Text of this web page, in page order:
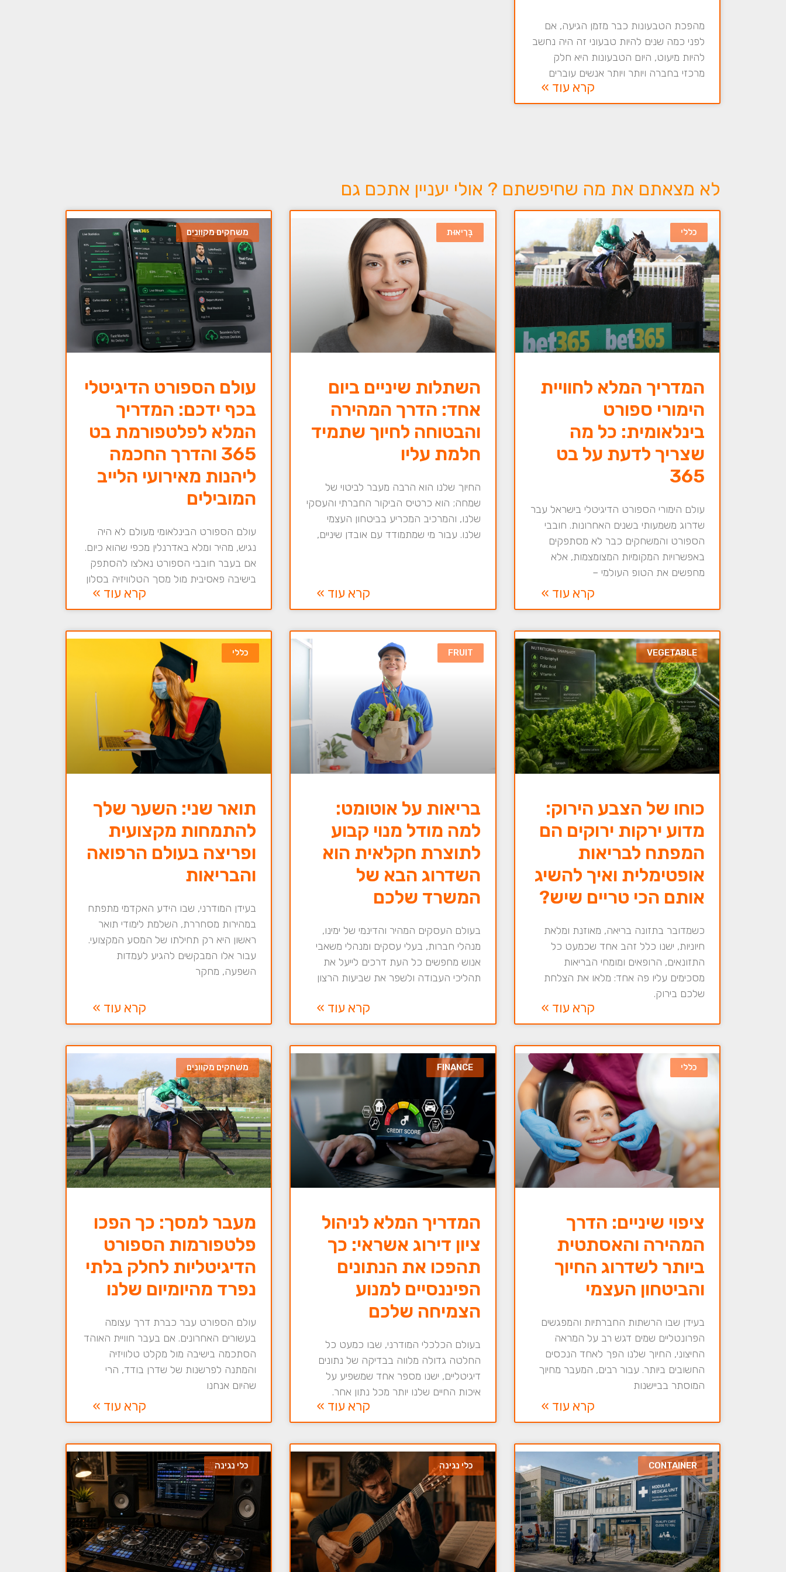
מהפכת הטבעונות כבר מזמן הגיעה, אם
לפני כמה שנים להיות טבעוני זה היה נחשב
להיות מיעוט, היום הטבעונות היא חלק
מרכזי בחברה ויותר ויותר אנשים עוברים
קרא עוד »
לא מצאתם את מה שחיפשתם ? אולי יעניין אתכם גם
כללי
המדריך המלא לחוויית
הימורי ספורט
בינלאומית: כל מה
שצריך לדעת על בט
365
עולם הימורי הספורט הדיגיטלי בישראל עבר
שדרוג משמעותי בשנים האחרונות. חובבי
הספורט והמשחקים כבר לא מסתפקים
באפשרויות המקומיות המצומצמות, אלא
מחפשים את הטופ העולמי –
קרא עוד »
בְּרִיאוּת
השתלות שיניים ביום
אחד: הדרך המהירה
והבטוחה לחיוך שתמיד
חלמת עליו
החיוך שלנו הוא הרבה מעבר לביטוי של
שמחה; הוא כרטיס הביקור החברתי והעסקי
שלנו, והמרכיב המכריע בביטחון העצמי
שלנו. עבור מי שמתמודד עם אובדן שיניים,
קרא עוד »
משחקים מקוונים
עולם הספורט הדיגיטלי
בכף ידכם: המדריך
המלא לפלטפורמת בט
365 והדרך החכמה
ליהנות מאירועי הלייב
המובילים
עולם הספורט הבינלאומי מעולם לא היה
נגיש, מהיר ומלא באדרנלין מכפי שהוא כיום.
אם בעבר חובבי הספורט נאלצו להסתפק
בישיבה פאסיבית מול מסך הטלוויזיה בסלון
קרא עוד »
VEGETABLE
כוחו של הצבע הירוק:
מדוע ירקות ירוקים הם
המפתח לבריאות
אופטימלית ואיך להשיג
אותם הכי טריים שיש?
כשמדובר בתזונה בריאה, מאוזנת ומלאת
חיוניות, ישנו כלל זהב אחד שכמעט כל
התזונאים, הרופאים ומומחי הבריאות
מסכימים עליו פה אחד: מלאו את הצלחת
שלכם בירוק.
קרא עוד »
FRUIT
בריאות על אוטומט:
למה מודל מנוי קבוע
לתוצרת חקלאית הוא
השדרוג הבא של
המשרד שלכם
בעולם העסקים המהיר והדינמי של ימינו,
מנהלי חברות, בעלי עסקים ומנהלי משאבי
אנוש מחפשים כל העת דרכים לייעל את
תהליכי העבודה ולשפר את שביעות הרצון
קרא עוד »
כללי
תואר שני: השער שלך
להתמחות מקצועית
ופריצה בעולם הרפואה
והבריאות
בעידן המודרני, שבו הידע האקדמי מתפתח
במהירות מסחררת, השלמת לימודי תואר
ראשון היא רק תחילתו של המסע המקצועי.
עבור אלו המבקשים להגיע לעמדות
השפעה, מחקר
קרא עוד »
כללי
ציפוי שיניים: הדרך
המהירה והאסתטית
ביותר לשדרוג החיוך
והביטחון העצמי
בעידן שבו הרשתות החברתיות והמפגשים
הפרונטליים שמים דגש רב על המראה
החיצוני, החיוך שלנו הפך לאחד הנכסים
החשובים ביותר. עבור רבים, המעבר מחיוך
המוסתר בביישנות
קרא עוד »
FINANCE
המדריך המלא לניהול
ציון דירוג אשראי: כך
תהפכו את הנתונים
הפיננסיים למנוע
הצמיחה שלכם
בעולם הכלכלי המודרני, שבו כמעט כל
החלטה גדולה מלווה בבדיקה של נתונים
דיגיטליים, ישנו מספר אחד שמשפיע על
איכות החיים שלנו יותר מכל נתון אחר.
קרא עוד »
משחקים מקוונים
מעבר למסך: כך הפכו
פלטפורמות הספורט
הדיגיטליות לחלק בלתי
נפרד מהיומיום שלנו
עולם הספורט עבר כברת דרך עצומה
בעשורים האחרונים. אם בעבר חוויית האוהד
הסתכמה בישיבה מול מקלט טלוויזיה
והמתנה לפרשנות של שדרן בודד, הרי
שהיום אנחנו
קרא עוד »
CONTAINER כלי נגינה כלי נגינה